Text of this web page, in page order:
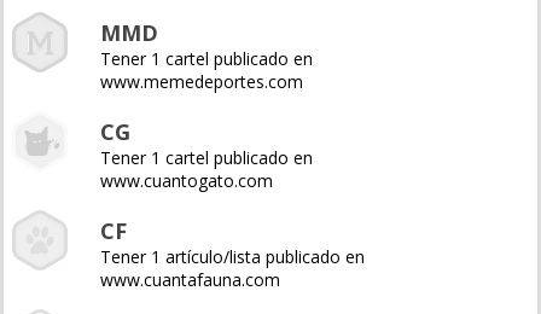
MMD
Tener 1 cartel publicado en
www.memedeportes.com
CG
Tener 1 cartel publicado en
www.cuantogato.com
CF
Tener 1 artículo/lista publicado en
www.cuantafauna.com